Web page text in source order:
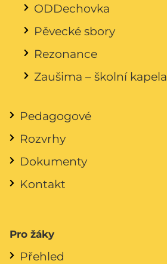
ODDechovka
Pěvecké sbory
Rezonance
Zaušima – školní kapela
Pedagogové
Rozvrhy
Dokumenty
Kontakt
Pro žáky
Přehled